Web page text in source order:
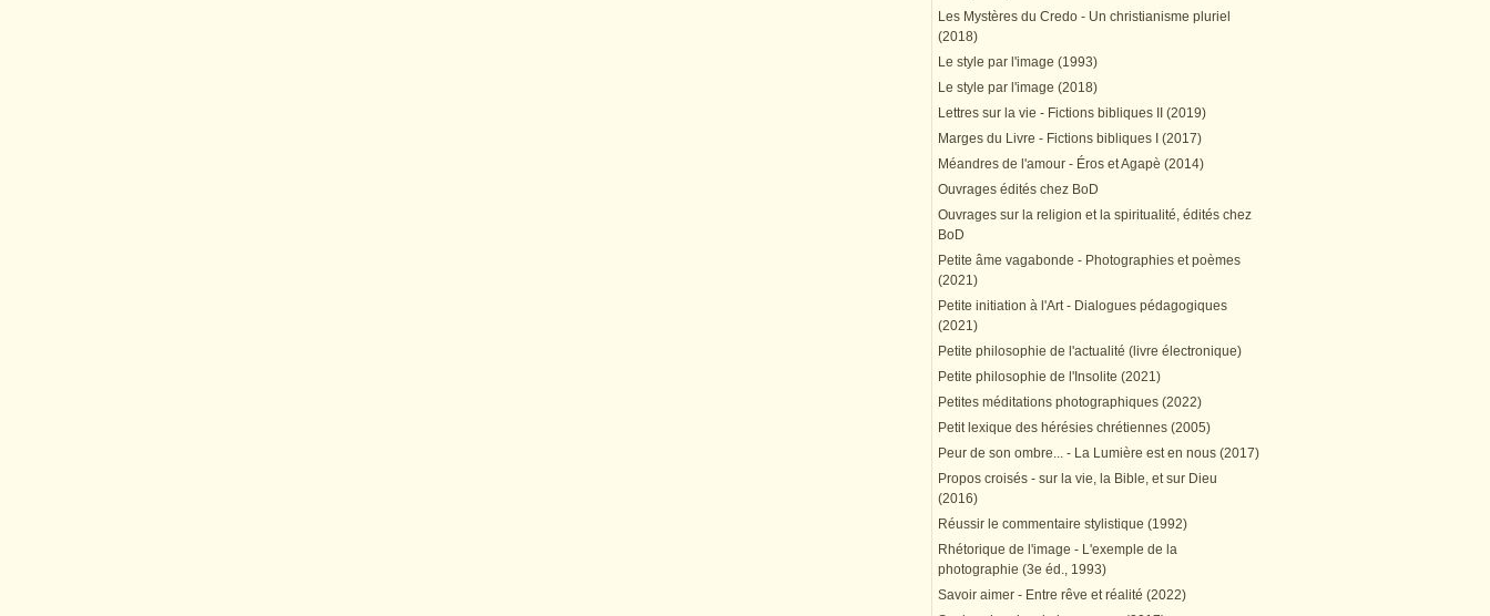
Les Mystères du Credo - Un christianisme pluriel
(2018)
Le style par l'image (1993)
Le style par l'image (2018)
Lettres sur la vie - Fictions bibliques II (2019)
Marges du Livre - Fictions bibliques I (2017)
Méandres de l'amour - Éros et Agapè (2014)
Ouvrages édités chez BoD
Ouvrages sur la religion et la spiritualité, édités chez
BoD
Petite âme vagabonde - Photographies et poèmes
(2021)
Petite initiation à l'Art - Dialogues pédagogiques
(2021)
Petite philosophie de l'actualité (livre électronique)
Petite philosophie de l'Insolite (2021)
Petites méditations photographiques (2022)
Petit lexique des hérésies chrétiennes (2005)
Peur de son ombre... - La Lumière est en nous (2017)
Propos croisés - sur la vie, la Bible, et sur Dieu
(2016)
Réussir le commentaire stylistique (1992)
Rhétorique de l'image - L'exemple de la
photographie (3e éd., 1993)
Savoir aimer - Entre rêve et réalité (2022)